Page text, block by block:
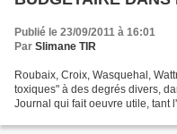
Publié le 23/09/2011 à 16:01
Par Slimane TIR
Roubaix, Croix, Wasquehal,
toxiques" à des degrés divers,
Journal qui fait oeuvre utile, tant